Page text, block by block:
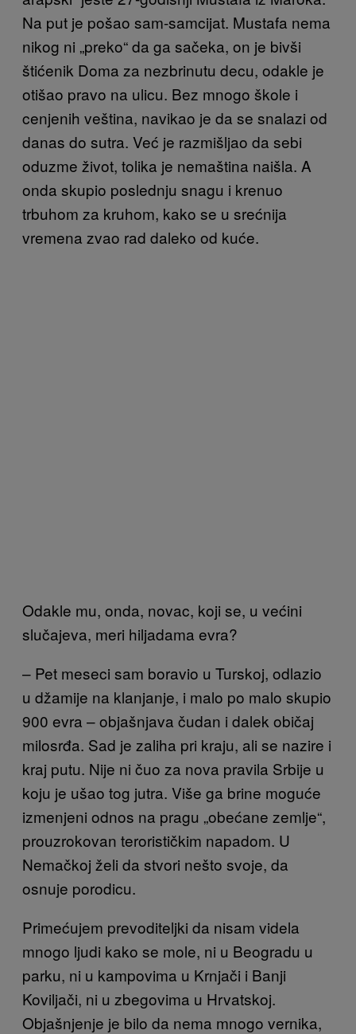
Na put je pošao sam-samcijat. Mustafa nema
nikog ni „preko“ da ga sačeka, on je bivši
štićenik Doma za nezbrinutu decu, odakle je
otišao pravo na ulicu. Bez mnogo škole i
cenjenih veština, navikao je da se snalazi od
danas do sutra. Već je razmišljao da sebi
oduzme život, tolika je nemaština naišla. A
onda skupio poslednju snagu i krenuo
trbuhom za kruhom, kako se u srećnija
vremena zvao rad daleko od kuće.
Odakle mu, onda, novac, koji se, u većini
slučajeva, meri hiljadama evra?
– Pet meseci sam boravio u Turskoj, odlazio
u džamije na klanjanje, i malo po malo skupio
900 evra – objašnjava čudan i dalek običaj
milosrđa. Sad je zaliha pri kraju, ali se nazire i
kraj putu. Nije ni čuo za nova pravila Srbije u
koju je ušao tog jutra. Više ga brine moguće
izmenjeni odnos na pragu „obećane zemlje“,
prouzrokovan terorističkim napadom. U
Nemačkoj želi da stvori nešto svoje, da
osnuje porodicu.
Primećujem prevoditeljki da nisam videla
mnogo ljudi kako se mole, ni u Beogradu u
parku, ni u kampovima u Krnjači i Banji
Koviljači, ni u zbegovima u Hrvatskoj.
Objašnjenje je bilo da nema mnogo vernika,